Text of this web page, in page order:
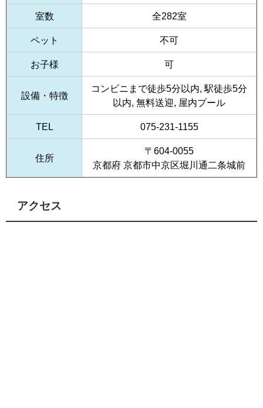
室数 全282室
ペット 不可
お子様 可
設備・特徴
コンビニまで徒歩5分以内, 駅徒歩5分
以内, 無料送迎, 屋内プール
TEL 075-231-1155
住所
〒604-0055
京都府 京都市中京区堀川通二条城前
アクセス